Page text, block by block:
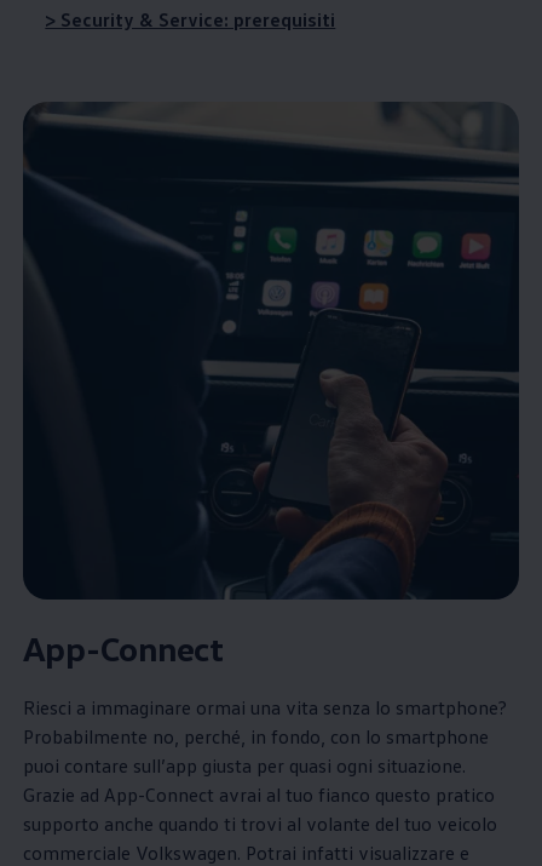
> Security & Service: prerequisiti
App-Connect
Riesci a immaginare ormai una vita senza lo smartphone?
Probabilmente no, perché, in fondo, con lo smartphone
puoi contare sull’app giusta per quasi ogni situazione.
Grazie ad App-Connect avrai al tuo fianco questo pratico
supporto anche quando ti trovi al volante del tuo veicolo
commerciale Volkswagen. Potrai infatti visualizzare e